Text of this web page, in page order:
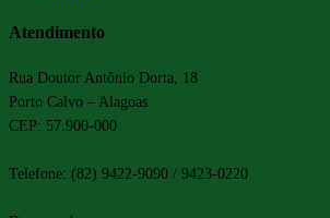
Atendimento
Rua Doutor Antônio Dorta, 18
Porto Calvo – Alagoas
CEP: 57.900-000
Telefone: (82) 9422-9090 / 9423-0220